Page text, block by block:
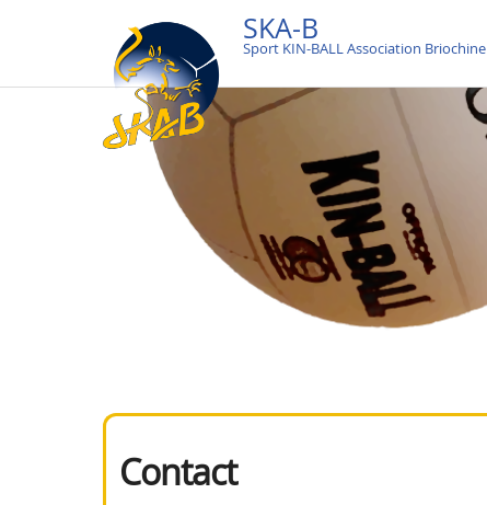
SKA-B
Sport KIN-BALL Association Briochine
Contact